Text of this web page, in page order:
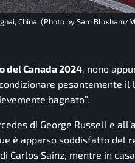
China. (Photo by Sam Bloxham/
del Canada 2024 , nono
pesantemente
bagnato”.
di George Russell e
è apparso soddisfatto del
Carlos Sainz, mentre in